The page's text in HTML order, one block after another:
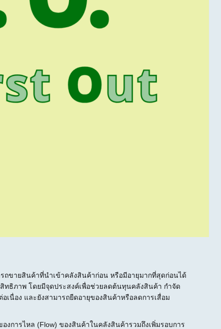
ขายสินค้าที่นำเข้าคลังสินค้าก่อน หรือมีอายุมากที่สุดก่อนได้
ธิภาพ โดยมีจุดประสงค์เพื่อช่วยลดต้นทุนคลังสินค้า กำจัด
นื่อง และยังสามารถยืดอายุของสินค้าหรือลดการเสื่อม
การไหล (Flow) ของสินค้าในคลังสินค้ารวมถึงเพิ่มรอบการ